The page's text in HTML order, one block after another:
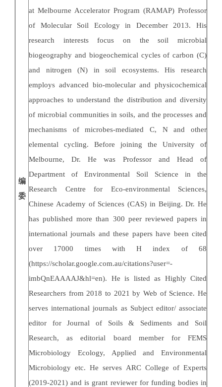
编
委
at Melbourne Accelerator Program (RAMAP) Professor
of Molecular Soil Ecology in December 2013. His
research interests focus on the soil microbial
biogeography and biogeochemical cycles of carbon (C)
and nitrogen (N) in soil ecosystems. His research
employs advanced bio-molecular and physicochemical
approaches to understand the distribution and diversity
of microbial communities in soils, and the processes and
mechanisms of microbes-mediated C, N and other
elemental cycling. Before joining the University of
Melbourne, Dr. He was Professor and Head of
Department of Environmental Soil Science in the
Research Centre for Eco-environmental Sciences,
Chinese Academy of Sciences (CAS) in Beijing. Dr. He
has published more than 300 peer reviewed papers in
international journals and these papers have been cited
over 17000 times with H index of 68
(https://scholar.google.com.au/citations?user=-
imbQnEAAAAJ&hl=en). He is listed as Highly Cited
Researchers from 2018 to 2021 by Web of Science. He
serves international journals as Subject editor/ associate
editor for Journal of Soils & Sediments and Soil
Research, as editorial board member for FEMS
Microbiology Ecology, Applied and Environmental
Microbiology etc. He serves ARC College of Experts
(2019-2021) and is grant reviewer for funding bodies in